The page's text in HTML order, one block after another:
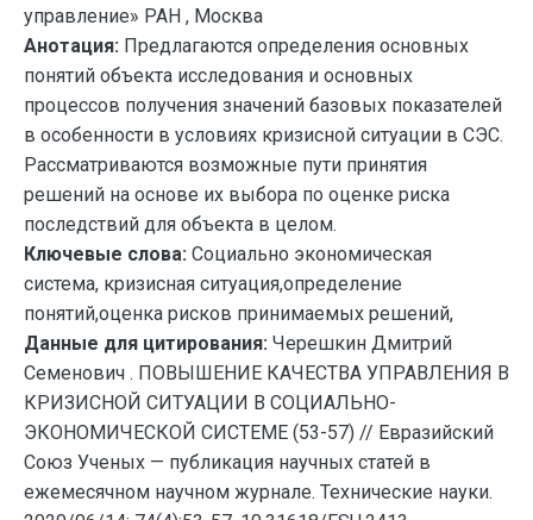
управление» РАН , Москва
Анотация: Предлагаются определения основных
понятий объекта исследования и основных
процессов получения значений базовых показателей
в особенности в условиях кризисной ситуации в СЭС.
Рассматриваются возможные пути принятия
решений на основе их выбора по оценке риска
последствий для объекта в целом.
Ключевые слова: Социально экономическая
система, кризисная ситуация,определение
понятий,оценка рисков принимаемых решений,
Данные для цитирования: Черешкин Дмитрий
Семенович . ПОВЫШЕНИЕ КАЧЕСТВА УПРАВЛЕНИЯ В
КРИЗИСНОЙ СИТУАЦИИ В СОЦИАЛЬНО-
ЭКОНОМИЧЕСКОЙ СИСТЕМЕ (53-57) // Евразийский
Союз Ученых — публикация научных статей в
ежемесячном научном журнале. Технические науки.